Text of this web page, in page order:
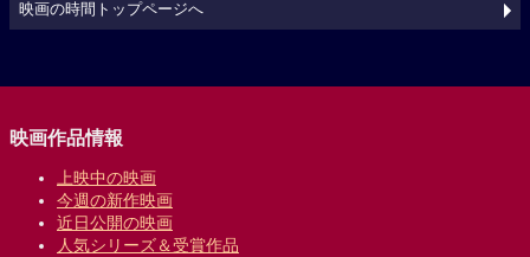
映画の時間トップページへ
映画作品情報
上映中の映画
今週の新作映画
近日公開の映画
人気シリーズ＆受賞作品